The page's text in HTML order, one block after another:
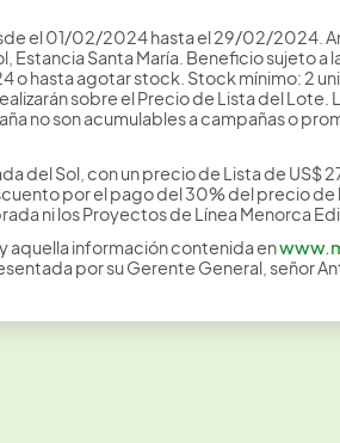
el 01/02/2024 hasta el 29/02/2024.
Santa María. Beneficio sujeto
hasta agotar stock. Stock mínimo: 2
sobre el Precio de Lista del
no son acumulables a campañas o
del Sol, con un precio de Lista de
por el pago del 30% del precio de
ni los Proyectos de Línea Menorca
aquella información contenida en
por su Gerente General, señor